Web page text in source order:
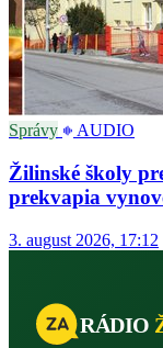
Správy AUDIO
Žilinské školy
prekvapia
3. august 2026, 17:12
RÁDIO